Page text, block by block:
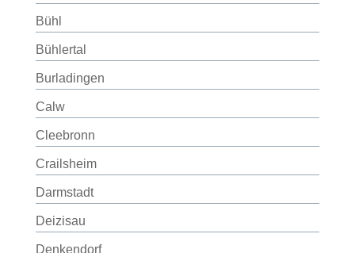
Bühl
Bühlertal
Burladingen
Calw
Cleebronn
Crailsheim
Darmstadt
Deizisau
Denkendorf